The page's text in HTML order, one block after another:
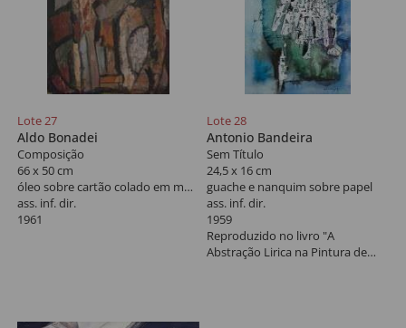
Lote 27
Aldo Bonadei
Composição
66 x 50 cm
óleo sobre cartão colado em madeira
ass. inf. dir.
1961
Lote 28
Antonio Bandeira
Sem Título
24,5 x 16 cm
guache e nanquim sobre papel
ass. inf. dir.
1959
Reproduzido no livro "A
Abstração Lirica na Pintura de